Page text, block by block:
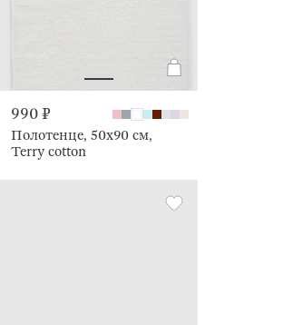
990 ₽
Полотенце, 50х90 см,
Terry cotton